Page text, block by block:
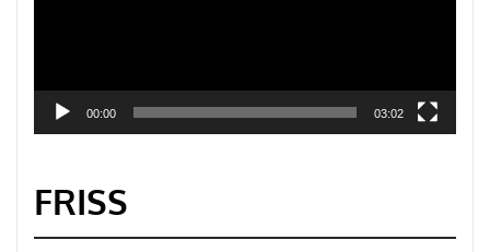
00:00 03:02
FRISS